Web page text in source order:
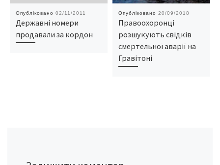
Опубліковано 02/11/2011
Державні номери
продавали за кордон
Опубліковано 20/09/2018
Правоохоронці
розшукують свідків
смертельної аварії на
Гравітоні